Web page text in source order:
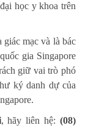
học y khoa trên
mạc và là bác
gia Singapore
giữ vai trò phó
ký danh dự của
, hãy liên hệ:(08)